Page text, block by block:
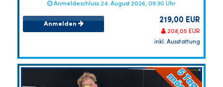
Anmeldeschluss 24. August 2026, 09:30 Uhr
Anmelden 219,00 EUR
208,05 EUR
inkl. Ausstattung